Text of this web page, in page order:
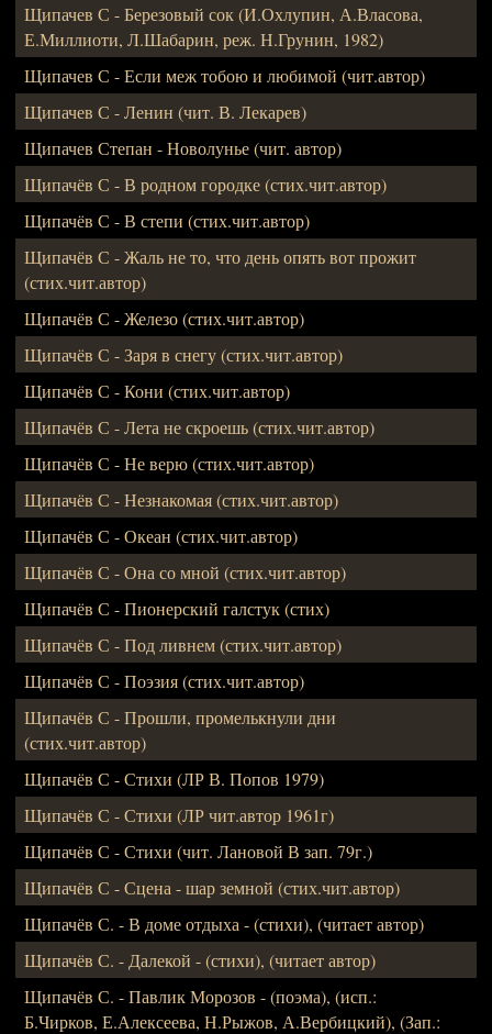
Щипачев С - Березовый сок (И.Охлупин, А.Власова,
Е.Миллиоти, Л.Шабарин, реж. Н.Грунин, 1982)
Щипачев С - Если меж тобою и любимой (чит.автор)
Щипачев С - Ленин (чит. В. Лекарев)
Щипачев Степан - Новолунье (чит. автор)
Щипачёв С - В родном городке (стих.чит.автор)
Щипачёв С - В степи (стих.чит.автор)
Щипачёв С - Жаль не то, что день опять вот прожит
(стих.чит.автор)
Щипачёв С - Железо (стих.чит.автор)
Щипачёв С - Заря в снегу (стих.чит.автор)
Щипачёв С - Кони (стих.чит.автор)
Щипачёв С - Лета не скроешь (стих.чит.автор)
Щипачёв С - Не верю (стих.чит.автор)
Щипачёв С - Незнакомая (стих.чит.автор)
Щипачёв С - Океан (стих.чит.автор)
Щипачёв С - Она со мной (стих.чит.автор)
Щипачёв С - Пионерский галстук (стих)
Щипачёв С - Под ливнем (стих.чит.автор)
Щипачёв С - Поэзия (стих.чит.автор)
Щипачёв С - Прошли, промелькнули дни
(стих.чит.автор)
Щипачёв С - Стихи (ЛР В. Попов 1979)
Щипачёв С - Стихи (ЛР чит.автор 1961г)
Щипачёв С - Стихи (чит. Лановой В зап. 79г.)
Щипачёв С - Сцена - шар земной (стих.чит.автор)
Щипачёв С. - В доме отдыха - (стихи), (читает автор)
Щипачёв С. - Далекой - (стихи), (читает автор)
Щипачёв С. - Павлик Морозов - (поэма), (исп.:
Б.Чирков, Е.Алексеева, Н.Рыжов, А.Вербицкий), (Зап.: